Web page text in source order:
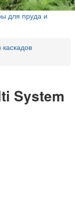
для пруда и
System